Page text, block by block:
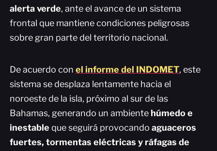
alerta verde, ante el avance de un sistema
frontal que mantiene condiciones peligrosas
sobre gran parte del territorio nacional.
De acuerdo con el informe del INDOMET, este
sistema se desplaza lentamente hacia el
noroeste de la isla, próximo al sur de las
Bahamas, generando un ambiente húmedo e
inestable que seguirá provocando aguaceros
fuertes, tormentas eléctricas y ráfagas de